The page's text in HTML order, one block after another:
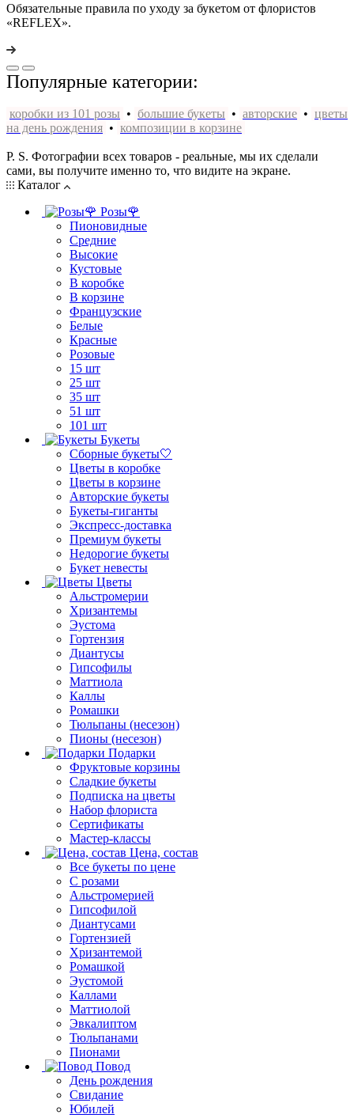
Обязательные правила по уходу за букетом от флористов
«REFLEX».
Популярные категории:
коробки из 101 розы • большие букеты • авторские • цветы
на день рождения • композиции в корзине
P. S. Фотографии всех товаров - реальные, мы их сделали
сами, вы получите именно то, что видите на экране.
Каталог
Розы🌹
Пионовидные
Средние
Высокие
Кустовые
В коробке
В корзине
Французские
Белые
Красные
Розовые
15 шт
25 шт
35 шт
51 шт
101 шт
Букеты
Сборные букеты🤍
Цветы в коробке
Цветы в корзине
Авторские букеты
Букеты-гиганты
Экспресс-доставка
Премиум букеты
Недорогие букеты
Букет невесты
Цветы
Альстромерии
Хризантемы
Эустома
Гортензия
Диантусы
Гипсофилы
Маттиола
Каллы
Ромашки
Тюльпаны (несезон)
Пионы (несезон)
Подарки
Фруктовые корзины
Сладкие букеты
Подписка на цветы
Набор флориста
Сертификаты
Мастер-классы
Цена, состав
Все букеты по цене
С розами
Альстромерией
Гипсофилой
Диантусами
Гортензией
Хризантемой
Ромашкой
Эустомой
Каллами
Маттиолой
Эвкалиптом
Тюльпанами
Пионами
Повод
День рождения
Свидание
Юбилей